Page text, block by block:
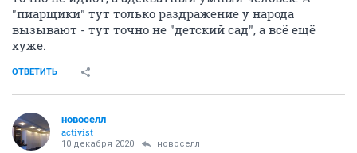
"пиарщики" тут только раздражение у народа
вызывают - тут точно не "детский сад", а всё ещё
хуже.
ОТВЕТИТЬ
новоселл
activist
10 декабря 2020 новоселл